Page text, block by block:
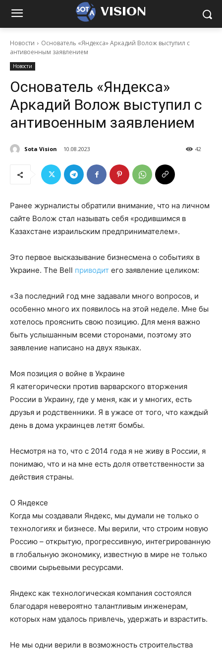
VISION
Новости
Основатель «Яндекса» Аркадий Волож выступил с
антивоенным заявлением
Новости
Основатель «Яндекса»
Аркадий Волож выступил с
антивоенным заявлением
Sota Vision 10.08.2023 42
Ранее журналисты обратили внимание, что на личном
сайте Волож стал называть себя «родившимся в
Казахстане израильским предпринимателем».
Это первое высказывание бизнесмена о событиях в
Украине. The Bell приводит его заявление целиком:
«За последний год мне задавали много вопросов, и
особенно много их появилось на этой неделе. Мне бы
хотелось прояснить свою позицию. Для меня важно
быть услышанным всеми сторонами, поэтому это
заявление написано на двух языках.
Моя позиция о войне в Украине
Я категорически против варварского вторжения
России в Украину, где у меня, как и у многих, есть
друзья и родственники. Я в ужасе от того, что каждый
день в дома украинцев летят бомбы.
Несмотря на то, что с 2014 года я не живу в России, я
понимаю, что и на мне есть доля ответственности за
действия страны.
О Яндексе
Когда мы создавали Яндекс, мы думали не только о
технологиях и бизнесе. Мы верили, что строим новую
Россию – открытую, прогрессивную, интегрированную
в глобальную экономику, известную в мире не только
своими сырьевыми ресурсами.
Яндекс как технологическая компания состоялся
благодаря невероятно талантливым инженерам,
которых нам удалось привлечь, удержать и взрастить.
Не мы одни верили в возможность строительства